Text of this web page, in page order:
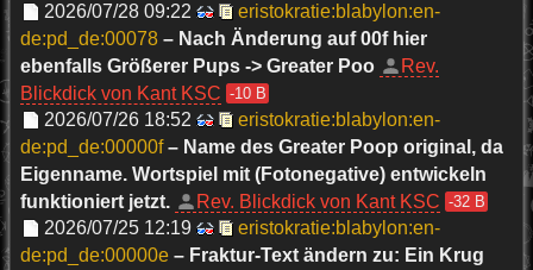
2026/07/28 09:22
eristokratie:blabylon:en-
de:pd_de:00078 – Nach Änderung auf 00f hier
ebenfalls Größerer Pups -> Greater Poo
Rev.
Blickdick von Kant KSC -10 B
2026/07/26 18:52
eristokratie:blabylon:en-
de:pd_de:00000f – Name des Greater Poop original, da
Eigenname. Wortspiel mit (Fotonegative) entwickeln
funktioniert jetzt.
Rev. Blickdick von Kant KSC -32 B
2026/07/25 12:19
eristokratie:blabylon:en-
de:pd_de:00000e – Fraktur-Text ändern zu: Ein Krug